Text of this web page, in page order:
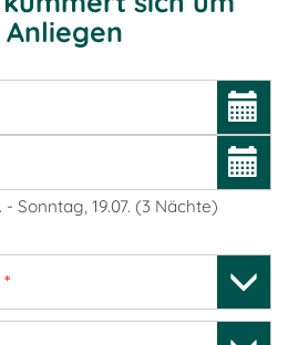
- Sonntag, 19.07. (3 Nächte)
*